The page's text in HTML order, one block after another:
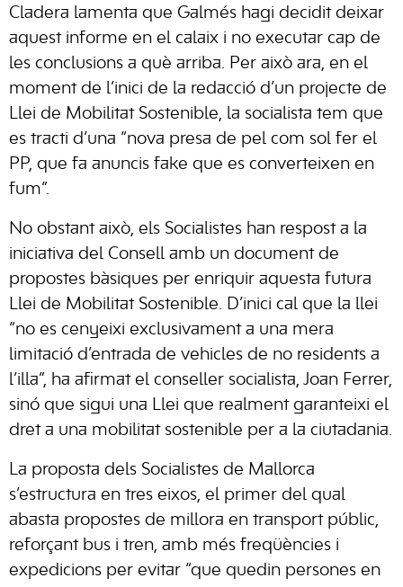
Cladera lamenta que Galmés hagi decidit deixar
aquest informe en el calaix i no executar cap de
les conclusions a què arriba. Per això ara, en el
moment de l’inici de la redacció d’un projecte de
Llei de Mobilitat Sostenible, la socialista tem que
es tracti d’una “nova presa de pel com sol fer el
PP, que fa anuncis fake que es converteixen en
fum”.
No obstant això, els Socialistes han respost a la
iniciativa del Consell amb un document de
propostes bàsiques per enriquir aquesta futura
Llei de Mobilitat Sostenible. D’inici cal que la llei
“no es cenyeixi exclusivament a una mera
limitació d’entrada de vehicles de no residents a
l’illa”, ha afirmat el conseller socialista, Joan Ferrer,
sinó que sigui una Llei que realment garanteixi el
dret a una mobilitat sostenible per a la ciutadania.
La proposta dels Socialistes de Mallorca
s’estructura en tres eixos, el primer del qual
abasta propostes de millora en transport públic,
reforçant bus i tren, amb més freqüències i
expedicions per evitar “que quedin persones en